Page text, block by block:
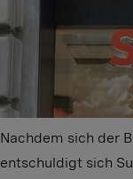
Nachdem sich der
entschuldigt sich